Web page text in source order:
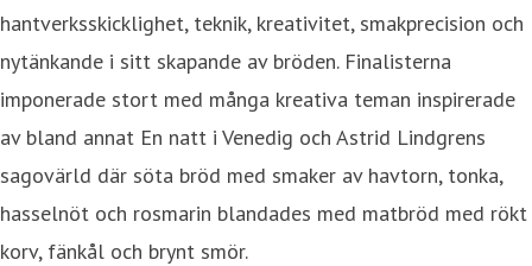
hantverksskicklighet, teknik, kreativitet, smakprecision och
nytänkande i sitt skapande av bröden. Finalisterna
imponerade stort med många kreativa teman inspirerade
av bland annat En natt i Venedig och Astrid Lindgrens
sagovärld där söta bröd med smaker av havtorn, tonka,
hasselnöt och rosmarin blandades med matbröd med rökt
korv, fänkål och brynt smör.